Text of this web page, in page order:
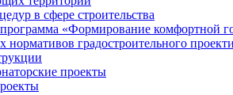
в сфере строительства
«Формирование комфортной
градостроительного
проекты